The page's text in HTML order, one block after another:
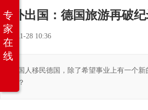
侨外出国：德国旅游再破
2017-11-28 10:36
中国人移民德国，除了希望事业上有一个
呢？
专
家
在
线